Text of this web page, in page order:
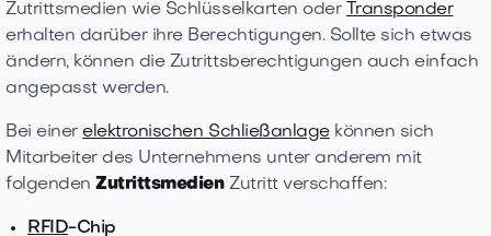
Zutrittsmedien wie Schlüsselkarten oder Transponder
erhalten darüber ihre Berechtigungen. Sollte sich etwas
ändern, können die Zutrittsberechtigungen auch einfach
angepasst werden.
Bei einerelektronischen Schließanlagekönnen sich
Mitarbeiter des Unternehmens unter anderem mit
folgendenZutrittsmedienZutritt verschaffen:
RFID-Chip